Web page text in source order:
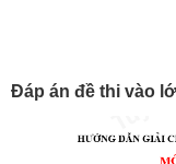
Đáp án đề thi vào